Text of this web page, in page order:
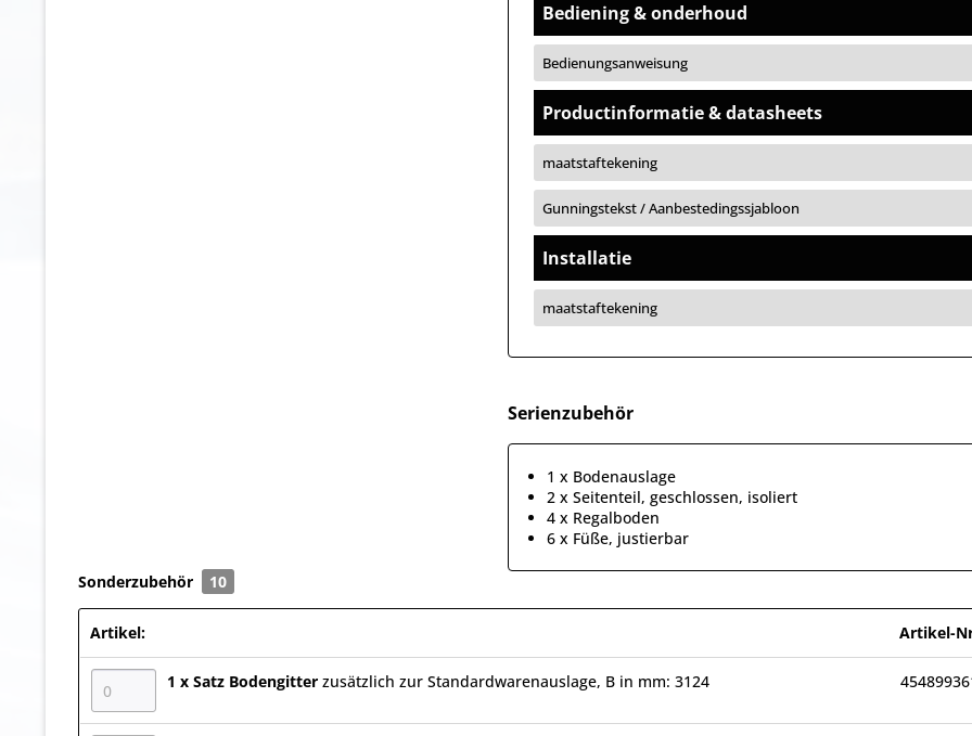
Bediening & onderhoud
Bedienungsanweisung
Productinformatie & datasheets
maatstaftekening
Gunningstekst / Aanbestedingssjabloon
Installatie
maatstaftekening
Serienzubehör
1 x Bodenauslage
2 x Seitenteil, geschlossen, isoliert
4 x Regalboden
6 x Füße, justierbar
Sonderzubehör 10
Artikel: Artikel-
1 x Satz Bodengitter zusätzlich zur Standardwarenauslage, B in mm: 3124